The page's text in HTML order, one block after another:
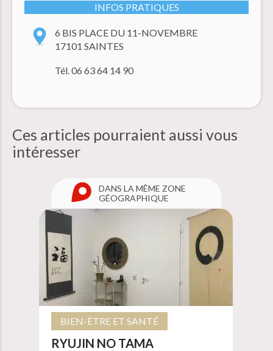
INFOS PRATIQUES
6 BIS PLACE DU 11-NOVEMBRE
17101 SAINTES
Tél. 06 63 64 14 90
Ces articles pourraient aussi vous
intéresser
DANS LA MÊME ZONE
GÉOGRAPHIQUE
BIEN-ÊTRE ET SANTÉ
RYUJIN NO TAMA